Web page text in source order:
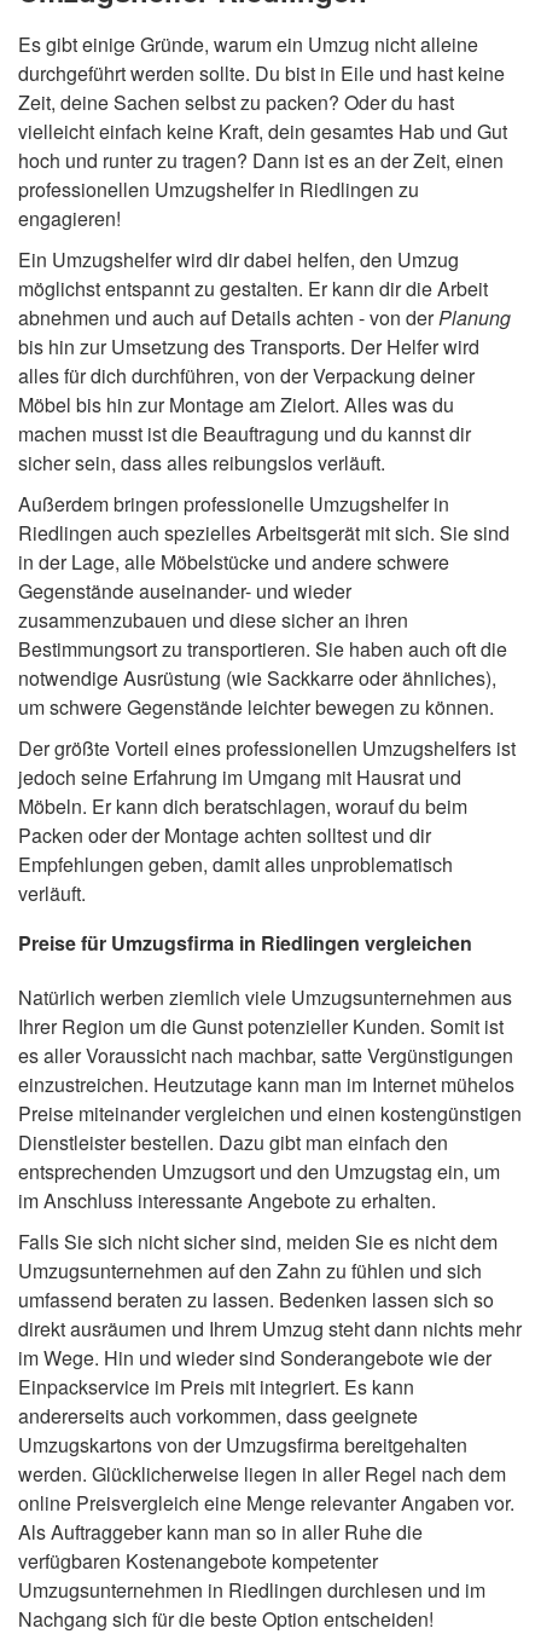
Es gibt einige Gründe, warum ein Umzug nicht alleine
durchgeführt werden sollte. Du bist in Eile und hast keine
Zeit, deine Sachen selbst zu packen? Oder du hast
vielleicht einfach keine Kraft, dein gesamtes Hab und Gut
hoch und runter zu tragen? Dann ist es an der Zeit, einen
professionellen Umzugshelfer in Riedlingen zu
engagieren!
Ein Umzugshelfer wird dir dabei helfen, den Umzug
möglichst entspannt zu gestalten. Er kann dir die Arbeit
abnehmen und auch auf Details achten - von derPlanung
bis hin zur Umsetzung des Transports. Der Helfer wird
alles für dich durchführen, von der Verpackung deiner
Möbel bis hin zur Montage am Zielort. Alles was du
machen musst ist die Beauftragung und du kannst dir
sicher sein, dass alles reibungslos verläuft.
Außerdem bringen professionelle Umzugshelfer in
Riedlingen auch spezielles Arbeitsgerät mit sich. Sie sind
in der Lage, alle Möbelstücke und andere schwere
Gegenstände auseinander- und wieder
zusammenzubauen und diese sicher an ihren
Bestimmungsort zu transportieren. Sie haben auch oft die
notwendige Ausrüstung (wie Sackkarre oder ähnliches),
um schwere Gegenstände leichter bewegen zu können.
Der größte Vorteil eines professionellen Umzugshelfers ist
jedoch seine Erfahrung im Umgang mit Hausrat und
Möbeln. Er kann dich beratschlagen, worauf du beim
Packen oder der Montage achten solltest und dir
Empfehlungen geben, damit alles unproblematisch
verläuft.
Preise für Umzugsfirma in Riedlingen vergleichen
Natürlich werben ziemlich viele Umzugsunternehmen aus
Ihrer Region um die Gunst potenzieller Kunden. Somit ist
es aller Voraussicht nach machbar, satte Vergünstigungen
einzustreichen. Heutzutage kann man im Internet mühelos
Preise miteinander vergleichen und einen kostengünstigen
Dienstleister bestellen. Dazu gibt man einfach den
entsprechenden Umzugsort und den Umzugstag ein, um
im Anschluss interessante Angebote zu erhalten.
Falls Sie sich nicht sicher sind, meiden Sie es nicht dem
Umzugsunternehmen auf den Zahn zu fühlen und sich
umfassend beraten zu lassen. Bedenken lassen sich so
direkt ausräumen und Ihrem Umzug steht dann nichts mehr
im Wege. Hin und wieder sind Sonderangebote wie der
Einpackservice im Preis mit integriert. Es kann
andererseits auch vorkommen, dass geeignete
Umzugskartons von der Umzugsfirma bereitgehalten
werden. Glücklicherweise liegen in aller Regel nach dem
online Preisvergleich eine Menge relevanter Angaben vor.
Als Auftraggeber kann man so in aller Ruhe die
verfügbaren Kostenangebote kompetenter
Umzugsunternehmen in Riedlingen durchlesen und im
Nachgang sich für die beste Option entscheiden!